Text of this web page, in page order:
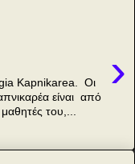
›
Kapnikarea. Οι
είναι από
του,...